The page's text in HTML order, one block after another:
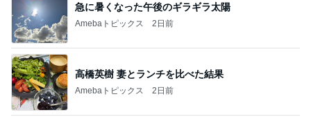
急に暑くなった午後のギラギラ太陽
Amebaトピックス 2日前
高橋英樹 妻とランチを比べた結果
Amebaトピックス 2日前